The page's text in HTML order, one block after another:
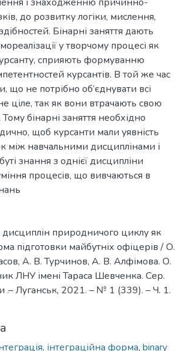
до розвитку логіки, мислення,
Бінарні заняття дають
у творчому процесі як
сприяють формуванню
курсантів. В той же час
що не потрібно об’єднувати всі
ціле, так як вони втрачають свою
Тому бінарні заняття необхідно
щоб курсанти мали уявність
між навчальними дисциплінами і
знання з однієї дисципліни
процесів, що вивчаються в
дисциплін природничого циклу як
підготовки майбутніх офіцерів / О.
А. В. Турчинов, А. В. Алфімова. О.
ЛНУ імені Тараса Шевченка. Сер.
.– Луганськ, 2021. – № 1 (339). – Ч. 1.
інтеграційна форма, binary